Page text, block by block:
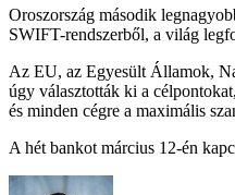
Oroszország második
SWIFT-rendszerből, a világ
Az EU, az Egyesült Államok,
úgy választották ki a
és minden cégre a maximális
A hét bankot március 12-én